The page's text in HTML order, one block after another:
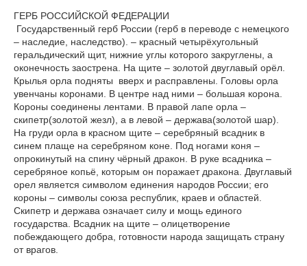
ГЕРБ РОССИЙСКОЙ ФЕДЕРАЦИИ
Государственный герб России (герб в переводе с немецкого
– наследие, наследство). – красный четырёхугольный
геральдический щит, нижние углы которого закруглены, а
оконечность заострена. На щите – золотой двуглавый орёл.
Крылья орла подняты вверх и расправлены. Головы орла
увенчаны коронами. В центре над ними – большая корона.
Короны соединены лентами. В правой лапе орла –
скипетр(золотой жезл), а в левой – держава(золотой шар).
На груди орла в красном щите – серебряный всадник в
синем плаще на серебряном коне. Под ногами коня –
опрокинутый на спину чёрный дракон. В руке всадника –
серебряное копьё, которым он поражает дракона. Двуглавый
орел является символом единения народов России; его
короны – символы союза республик, краев и областей.
Скипетр и держава означает силу и мощь единого
государства. Всадник на щите – олицетворение
побеждающего добра, готовности народа защищать страну
от врагов.